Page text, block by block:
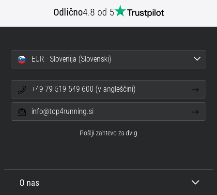
Odlično4.8 od 5
O nas
EUR - Slovenija (Slovenski)
+49 79 519 549 600 (v angleščini)
info@top4running.si
Pošlji zahtevo za dvig